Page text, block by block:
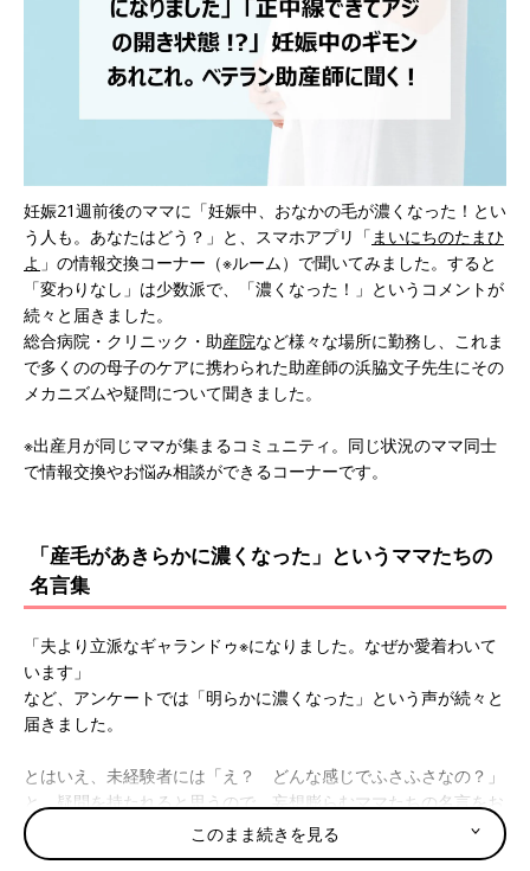
妊娠21週前後のママに「妊娠中、おなかの毛が濃くなった！とい
う人も。あなたはどう？」と、スマホアプリ「まいにちのたまひ
よ 」の情報交換コーナー（※ルーム）で聞いてみました。すると
「変わりなし」は少数派で、「濃くなった！」というコメントが
続々と届きました。
総合病院・クリニック・助産院など様々な場所に勤務し、これま
で多くのの母子のケアに携わられた助産師の浜脇文子先生にその
メカニズムや疑問について聞きました。
※出産月が同じママが集まるコミュニティ。同じ状況のママ同士
で情報交換やお悩み相談ができるコーナーです。
「産毛があきらかに濃くなった」というママたちの
名言集
「夫より立派なギャランドゥ※になりました。なぜか愛着わいて
います」
など、アンケートでは「明らかに濃くなった」という声が続々と
届きました。
とはいえ、未経験者には「え？ どんな感じでふさふさなの？」
と、疑問を持たれると思うので、妄想膨らむママたちの名言をお
聞きください。
このまま続きを見る